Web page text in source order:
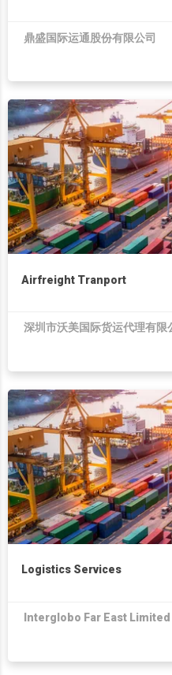
鼎盛国际运通股份有限公司
Airfreight Tranport
深圳市沃美国际货运代理有限
Logistics Services
Interglobo Far East Limited